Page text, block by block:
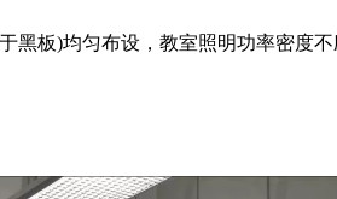
黑板)均匀布设，教室照明功率密度